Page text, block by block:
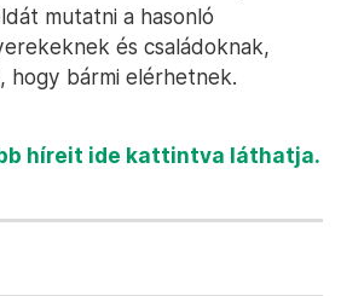
mutatni a hasonló
és családoknak,
hogy bármi elérhetnek.
híreit ide kattintva láthatja.